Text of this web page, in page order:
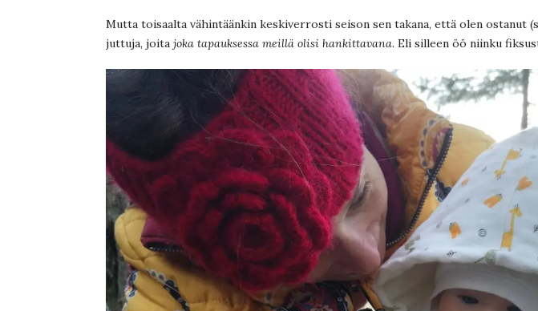
Mutta toisaalta vähintäänkin keskiverrosti seison sen takana, että olen ostanut
juttuja, joita joka tapauksessa meillä olisi hankittavana. Eli silleen öö niinku